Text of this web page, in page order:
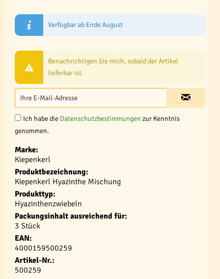
Verfügbar ab Ende August
Benachrichtigen Sie mich, sobald der Artikel
lieferbar ist.
Ich habe die Datenschutzbestimmungen zur Kenntnis
genommen.
Marke:
Kiepenkerl
Produktbezeichnung:
Kiepenkerl Hyazinthe Mischung
Produkttyp:
Hyazinthenzwiebeln
Packungsinhalt ausreichend für:
3 Stück
EAN:
4000159500259
Artikel-Nr.:
500259